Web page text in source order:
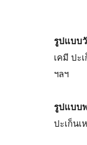
รูปแบบ
เคมี ปะ
ฯลฯ
รูปแบบ
ปะเก็นเ